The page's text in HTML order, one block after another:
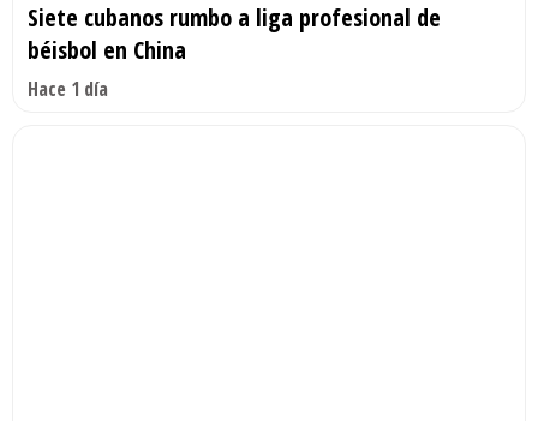
Siete cubanos rumbo a liga profesional de
béisbol en China
Hace 1 día